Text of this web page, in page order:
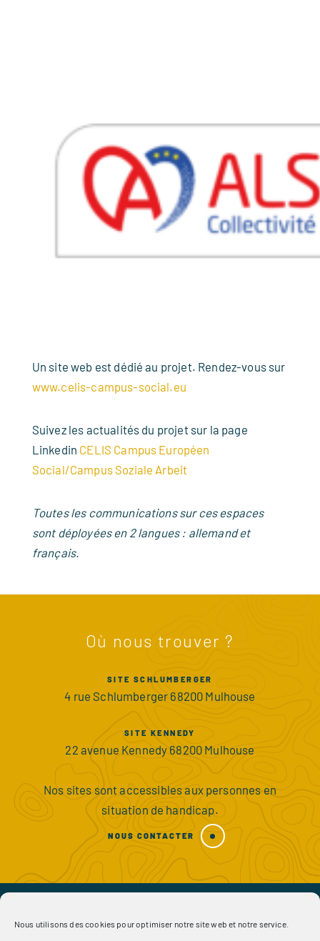
Nous utilisons des cookies pour optimiser notre site web et notre service.
Un site web est dédié au projet. Rendez-vous sur
www.celis-campus-social.eu
Suivez les actualités du projet sur la page
Linkedin CELIS Campus Européen
Social/Campus Soziale Arbeit
Toutes les communications sur ces espaces
sont déployées en 2 langues : allemand et
français.
Où nous trouver ?
SITE SCHLUMBERGER
4 rue Schlumberger 68200 Mulhouse
SITE KENNEDY
22 avenue Kennedy 68200 Mulhouse
Nos sites sont accessibles aux personnes en
situation de handicap.
NOUS CONTACTER